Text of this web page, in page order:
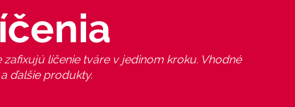
líčenie tváre v jedinom kroku. Vhodné
ďalšie produkty.